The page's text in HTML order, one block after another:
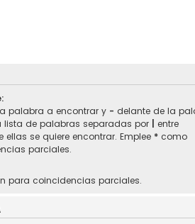
palabra a encontrar y - delante de la
lista de palabras separadas por
entre
se quiere encontrar. Emplee * como
parciales.
para coincidencias parciales.